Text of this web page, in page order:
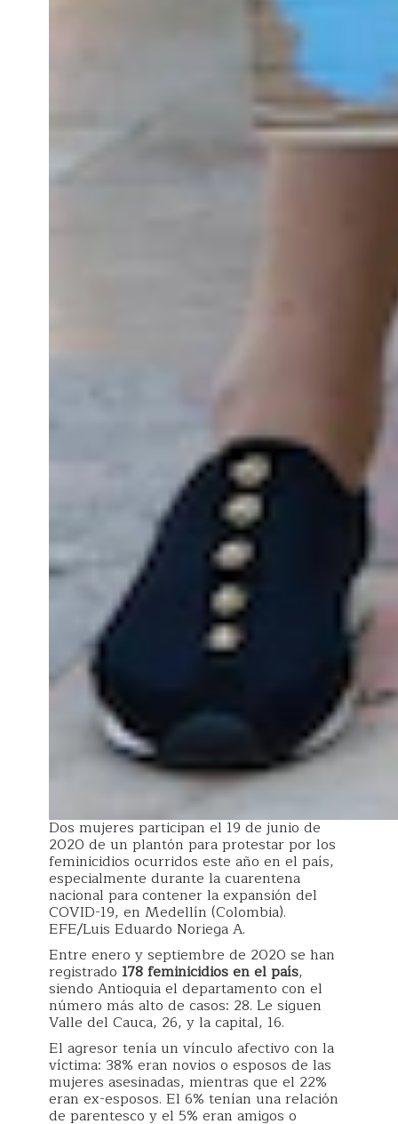
Dos mujeres participan el 19 de junio de
2020 de un plantón para protestar por los
feminicidios ocurridos este año en el país,
especialmente durante la cuarentena
nacional para contener la expansión del
COVID-19, en Medellín (Colombia).
EFE/Luis Eduardo Noriega A.
Entre enero y septiembre de 2020 se han
registrado 178 feminicidios en el país,
siendo Antioquia el departamento con el
número más alto de casos: 28. Le siguen
Valle del Cauca, 26, y la capital, 16.
El agresor tenía un vínculo afectivo con la
víctima: 38% eran novios o esposos de las
mujeres asesinadas, mientras que el 22%
eran ex-esposos. El 6% tenían una relación
de parentesco y el 5% eran amigos o